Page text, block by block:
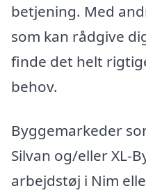
betjening. Med
som kan rådgive
finde det helt
behov.
Byggemarkeder
Silvan og/eller XL-
arbejdstøj i Nim